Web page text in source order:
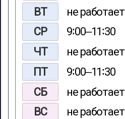
ВТ
не работает
СР
9∶00‒11∶30
ЧТ
не работает
ПТ
9∶00‒11∶30
СБ
не работает
ВС
не работает